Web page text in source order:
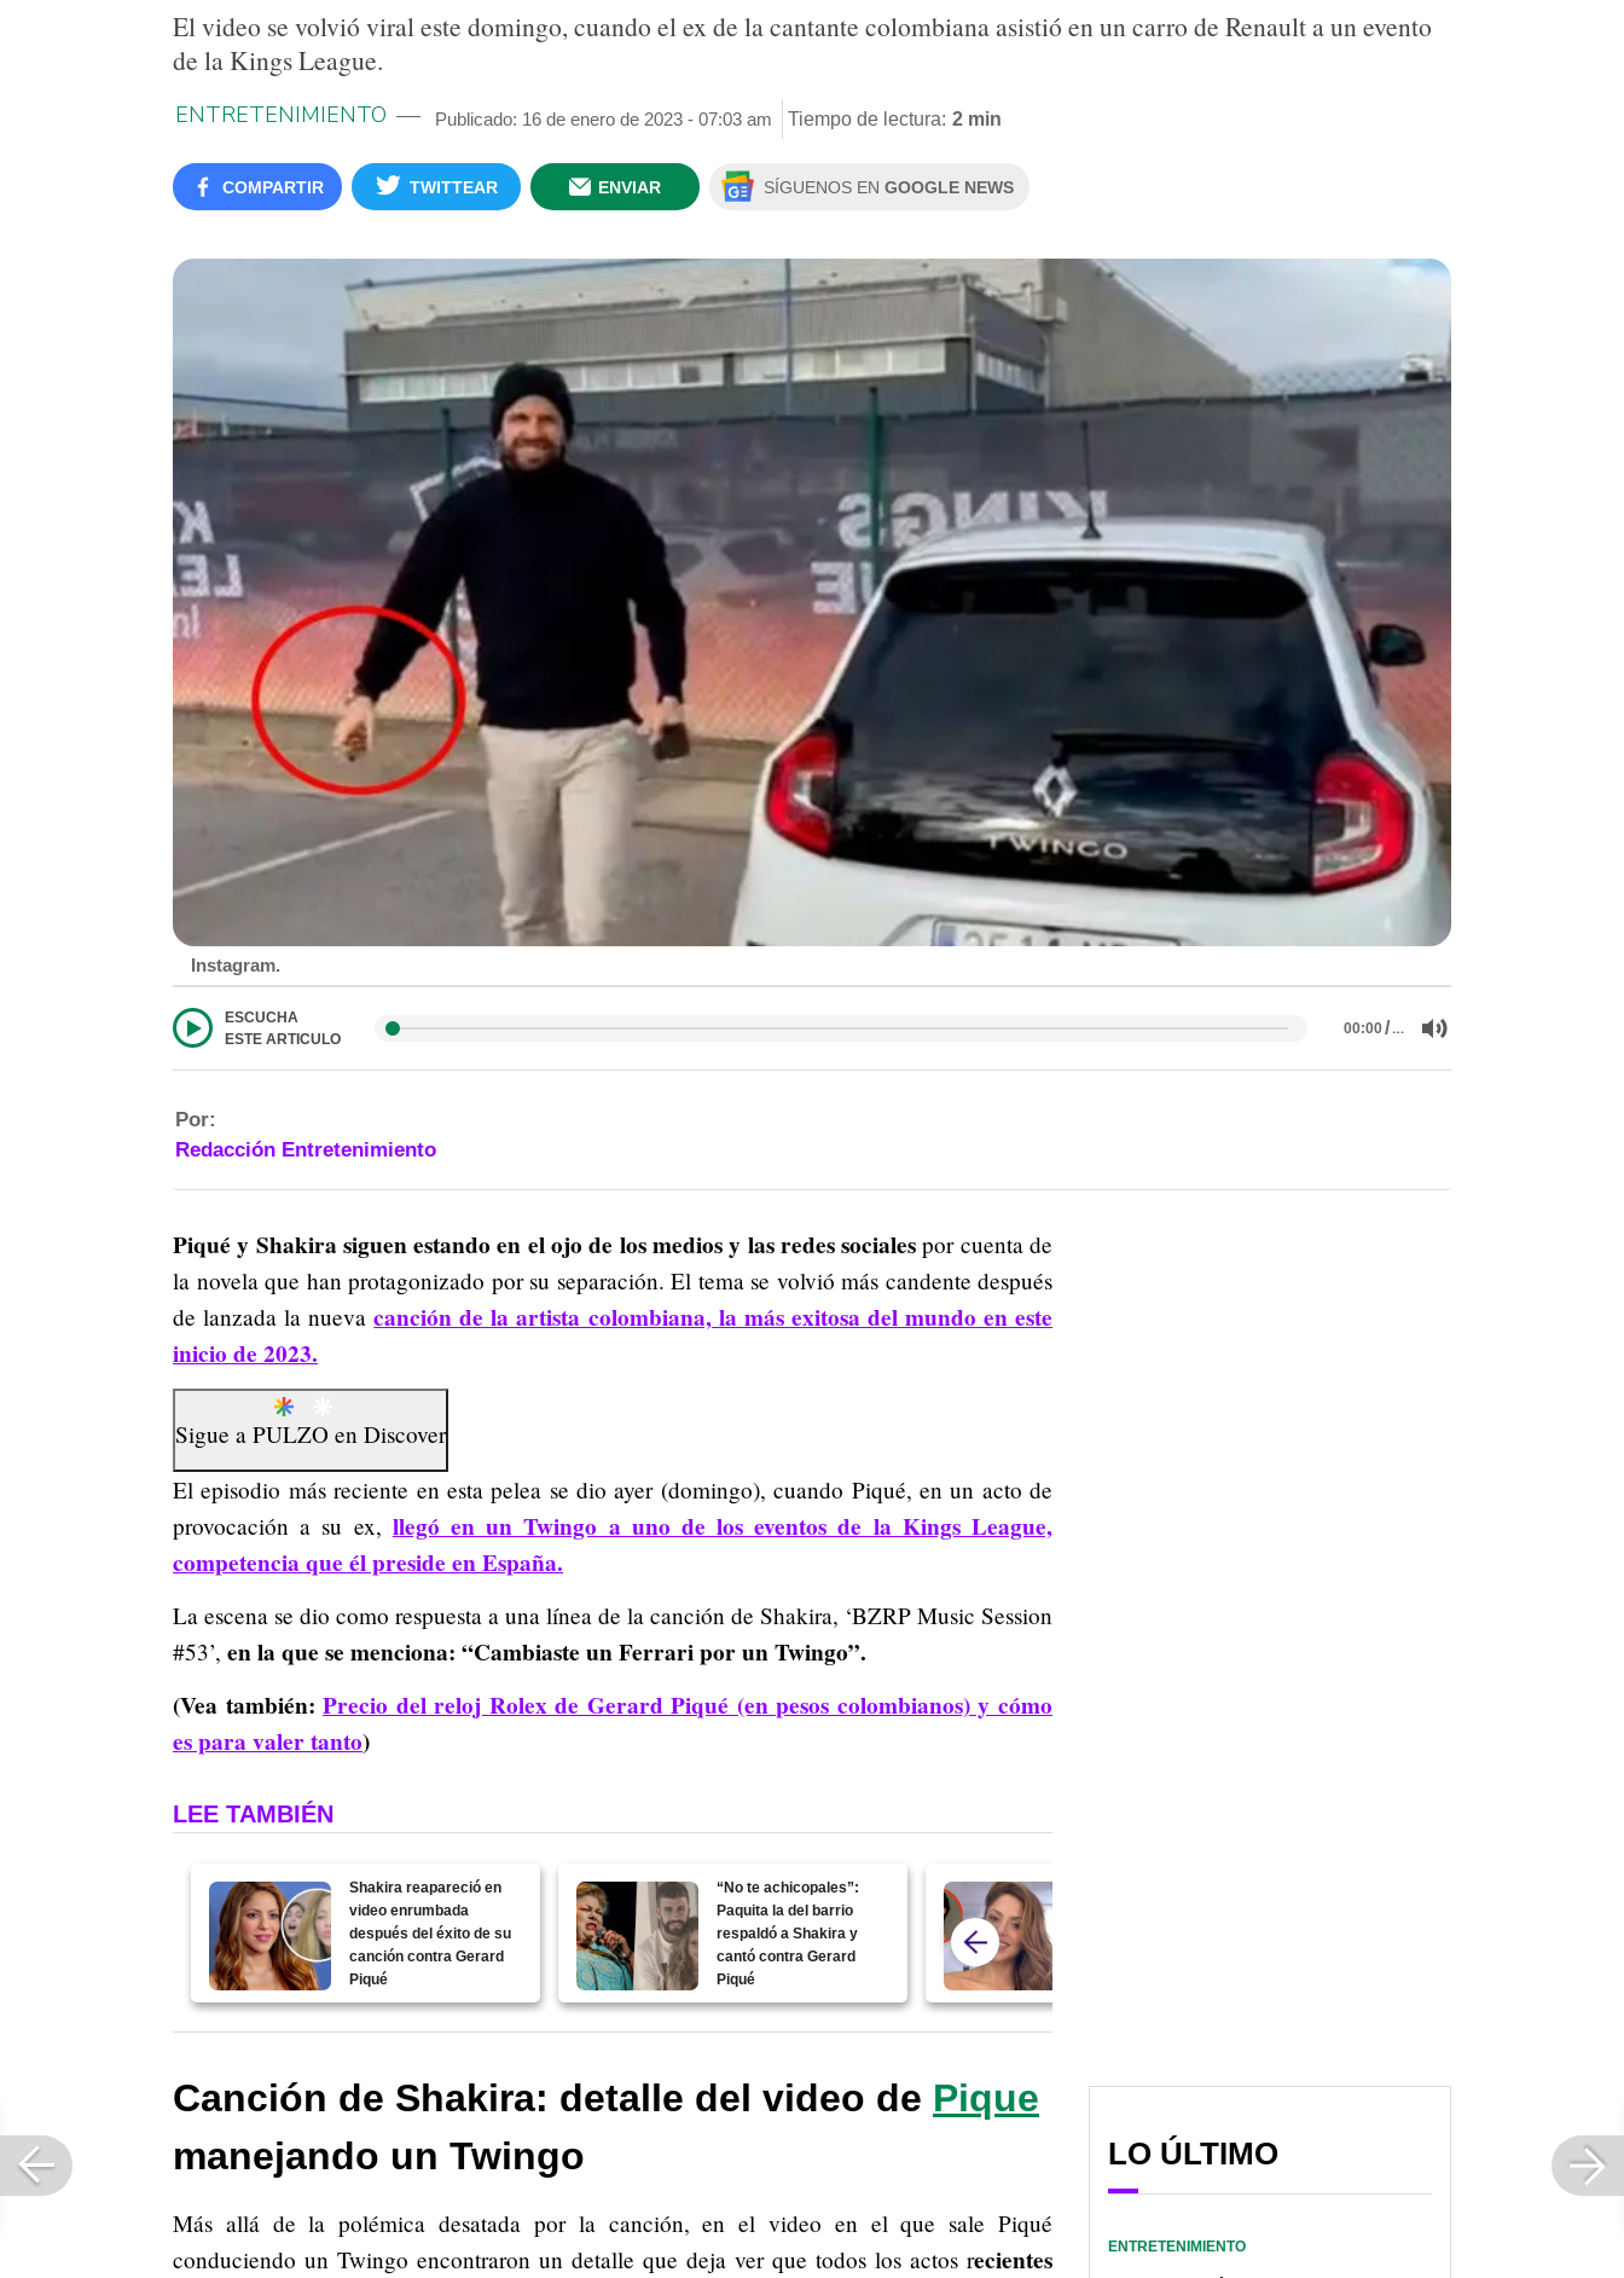
El video se volvió viral este domingo, cuando el ex de la cantante colombiana asistió en un carro de Renault a un evento
de la Kings League.
ENTRETENIMIENTO Publicado: 16 de enero de 2023 - 07:03 am Tiempo de lectura: 2 min
COMPARTIR TWITTEAR ENVIAR SÍGUENOS EN GOOGLE NEWS
Instagram.
ESCUCHA
ESTE ARTICULO
00:00/…
Por:
Redacción Entretenimiento
Piqué y Shakira siguen estando en el ojo de los medios y las redes sociales por cuenta de
la novela que han protagonizado por su separación. El tema se volvió más candente después
de lanzada la nuevacanción de la artista colombiana, la más exitosa del mundo en este
inicio de 2023.
Sigue a PULZO en Discover
El episodio más reciente en esta pelea se dio ayer (domingo), cuando Piqué, en un acto de
provocación a su ex, llegó en un Twingo a uno de los eventos de la Kings League,
competencia que él preside en España.
La escena se dio como respuesta a una línea de la canción de Shakira, ‘BZRP Music Session
#53’, en la que se menciona: “Cambiaste un Ferrari por un Twingo”.
(Vea también:Precio del reloj Rolex de Gerard Piqué (en pesos colombianos) y cómo
es para valer tanto)
LEE TAMBIÉN
Shakira reapareció en
video enrumbada
después del éxito de su
canción contra Gerard
Piqué
“No te achicopales”:
Paquita la del barrio
respaldó a Shakira y
cantó contra Gerard
Piqué
Canción de Shakira: detalle del video de Pique
manejando un Twingo
Más allá de la polémica desatada por la canción, en el video en el que sale Piqué
conduciendo un Twingo encontraron un detalle que deja ver que todos los actos recientes
LO ÚLTIMO
ENTRETENIMIENTO